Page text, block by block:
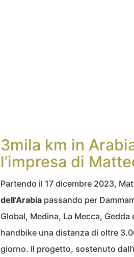
3mila km in
l’impresa di
Partendo il 17 dicembre 2023,
dell’Arabia passando per
Global, Medina, La Mecca,
handbike una distanza di oltre
giorno. Il progetto, sostenuto